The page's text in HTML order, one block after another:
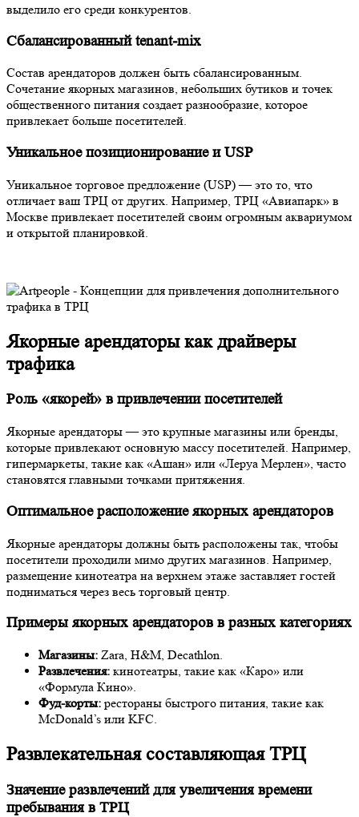
выделило его среди конкурентов.
Сбалансированный tenant-mix
Состав арендаторов должен быть сбалансированным.
Сочетание якорных магазинов, небольших бутиков и точек
общественного питания создает разнообразие, которое
привлекает больше посетителей.
Уникальное позиционирование и USP
Уникальное торговое предложение (USP) — это то, что
отличает ваш ТРЦ от других. Например, ТРЦ «Авиапарк» в
Москве привлекает посетителей своим огромным аквариумом
и открытой планировкой.
Якорные арендаторы как драйверы
трафика
Роль «якорей» в привлечении посетителей
Якорные арендаторы — это крупные магазины или бренды,
которые привлекают основную массу посетителей. Например,
гипермаркеты, такие как «Ашан» или «Леруа Мерлен», часто
становятся главными точками притяжения.
Оптимальное расположение якорных арендаторов
Якорные арендаторы должны быть расположены так, чтобы
посетители проходили мимо других магазинов. Например,
размещение кинотеатра на верхнем этаже заставляет гостей
подниматься через весь торговый центр.
Примеры якорных арендаторов в разных категориях
Магазины: Zara, H&M, Decathlon.
Развлечения: кинотеатры, такие как «Каро» или
«Формула Кино».
Фуд-корты: рестораны быстрого питания, такие как
McDonald’s или KFC.
Развлекательная составляющая ТРЦ
Значение развлечений для увеличения времени
пребывания в ТРЦ